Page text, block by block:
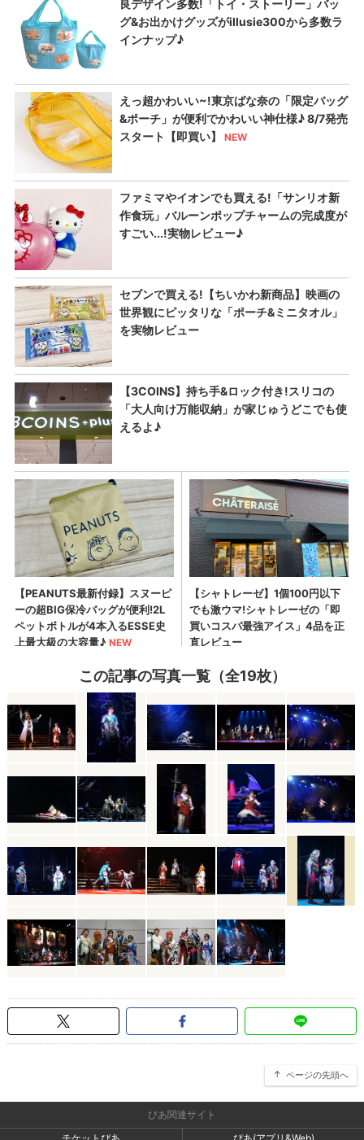
この記事の写真一覧（全19枚）
ページの先頭へ
ぴあ関連サイト